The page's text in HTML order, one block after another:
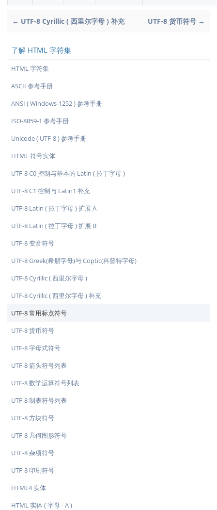
← UTF-8 Cyrillic ( 西里尔字母 ) 补充 UTF-8 货币符号 →
了解 HTML 字符集
HTML 字符集
ASCII 参考手册
ANSI ( Windows-1252 ) 参考手册
ISO-8859-1 参考手册
Unicode ( UTF-8 ) 参考手册
HTML 符号实体
UTF-8 C0 控制与基本的 Latin ( 拉丁字母 )
UTF-8 C1 控制与 Latin1 补充
UTF-8 Latin ( 拉丁字母 ) 扩展 A
UTF-8 Latin ( 拉丁字母 ) 扩展 B
UTF-8 变音符号
UTF-8 Greek(希腊字母)与 Coptic(科普特字母)
UTF-8 Cyrillic ( 西里尔字母 )
UTF-8 Cyrillic ( 西里尔字母 ) 补充
UTF-8 常用标点符号
UTF-8 货币符号
UTF-8 字母式符号
UTF-8 箭头符号列表
UTF-8 数学运算符号列表
UTF-8 制表符号列表
UTF-8 方块符号
UTF-8 几何图形符号
UTF-8 杂项符号
UTF-8 印刷符号
HTML4 实体
HTML 实体 ( 字母 - A )